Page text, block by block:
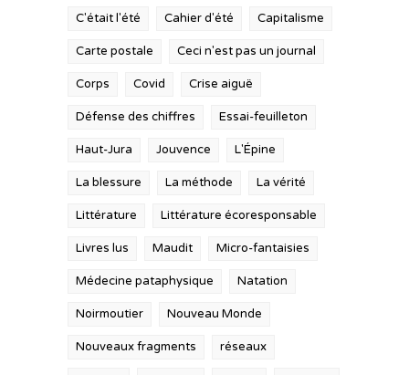
C'était l'été Cahier d'été Capitalisme
Carte postale Ceci n'est pas un journal
Corps Covid Crise aiguë
Défense des chiffres Essai-feuilleton
Haut-Jura Jouvence L'Épine
La blessure La méthode La vérité
Littérature Littérature écoresponsable
Livres lus Maudit Micro-fantaisies
Médecine pataphysique Natation
Noirmoutier Nouveau Monde
Nouveaux fragments réseaux